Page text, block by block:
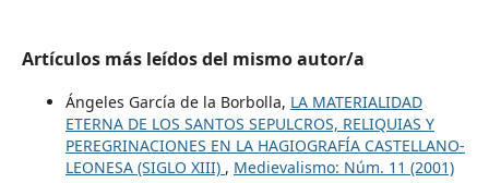
Artículos más leídos del mismo autor/a
Ángeles García de la Borbolla, LA MATERIALIDAD
ETERNA DE LOS SANTOS SEPULCROS, RELIQUIAS Y
PEREGRINACIONES EN LA HAGIOGRAFÍA CASTELLANO-
LEONESA (SIGLO XIII) , Medievalismo: Núm. 11 (2001)